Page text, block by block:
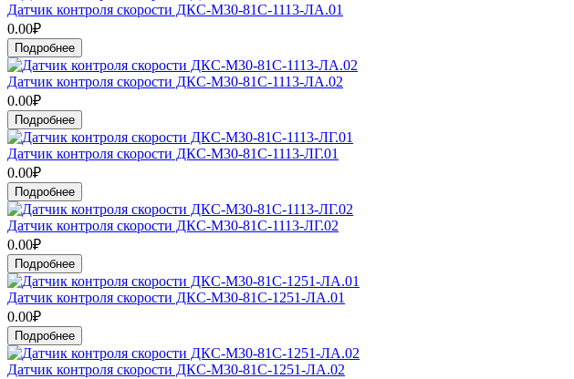
Датчик контроля скорости ДКС-М30-81С-1113-ЛА.01
0.00₽
Подробнее
Датчик контроля скорости ДКС-М30-81С-1113-ЛА.02
0.00₽
Подробнее
Датчик контроля скорости ДКС-М30-81С-1113-ЛГ.01
0.00₽
Подробнее
Датчик контроля скорости ДКС-М30-81С-1113-ЛГ.02
0.00₽
Подробнее
Датчик контроля скорости ДКС-М30-81С-1251-ЛА.01
0.00₽
Подробнее
Датчик контроля скорости ДКС-М30-81С-1251-ЛА.02